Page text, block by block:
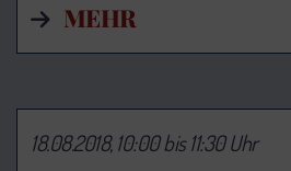
MEHR
18.08.2018, 10:00 bis 11:30 Uhr